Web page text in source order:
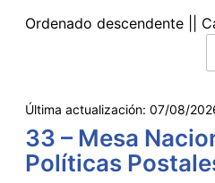
Ordenado descendente ||
Última actualización: 07/08/
33 – Mesa
Políticas